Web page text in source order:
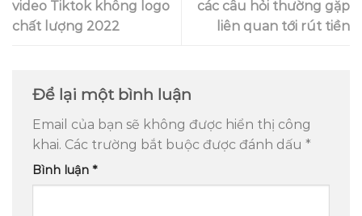
video Tiktok không logo
chất lượng 2022
các câu hỏi thường gặp
liên quan tới rút tiền
Để lại một bình luận
Email của bạn sẽ không được hiển thị công
khai. Các trường bắt buộc được đánh dấu *
Bình luận *